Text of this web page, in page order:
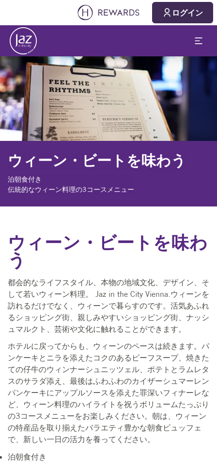
ログイン
スライド1 1
ウィーン・ビートを味わう
泊朝食付き
伝統的なウィーン料理の3コースメニュー
ウィーン・ビートを味わ
う
都会的なライフスタイル、本物の地域文化、デザイン、そ
して若いウィーン料理。 Jaz in the City Vienna.ウィーンを
訪れるだけでなく、ウィーンで暮らすのです。活気あふれ
るショッピング街、親しみやすいショッピング街、ナッシ
ュマルクト、芸術や文化に触れることができます。
ホテルに戻ってからも、ウィーンのペースは続きます。パ
ンケーキとニラを添えたコクのあるビーフスープ、焼きた
ての仔牛のウィンナーシュニッツェル、ポテトとラムレタ
スのサラダ添え、最後はふわふわのカイザーシュマーレン
パンケーキにアップルソースを添えた罪深いフィナーレな
ど、ウィーン料理のハイライトを祝うボリュームたっぷり
の3コースメニューをお楽しみください。朝は、ウィーン
の特産品を取り揃えたバラエティ豊かな朝食ビュッフェ
で、新しい一日の活力を養ってください。
泊朝食付き